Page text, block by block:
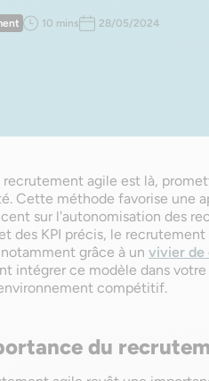
10 mins 28/05/2024
recrutement agile est là,
Cette méthode favorise une
sur l'autonomisation des
des KPI précis, le
grâce à un vivier de
intégrer ce modèle dans
compétitif.
du